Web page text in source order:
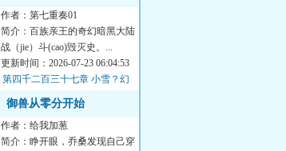
作者：第七重奏01
简介：百族亲王的奇幻暗黑大陆
战（jie）斗(cao)毁灭史。...
更新时间：2026-07-23 06:04:53
第四千二百三十七章 小雪？幻
御兽从零分开始
作者：给我加葱
简介：睁开眼，乔桑发现自己穿